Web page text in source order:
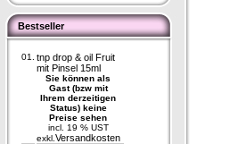
Bestseller
01.
tnp drop & oil Fruit
mit Pinsel 15ml
Sie können als
Gast (bzw mit
Ihrem derzeitigen
Status) keine
Preise sehen
incl. 19 % UST
exkl. Versandkosten